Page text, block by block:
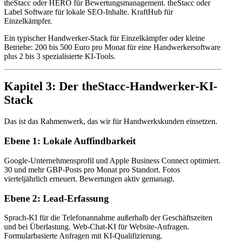
theStacc oder HERO für Bewertungsmanagement. theStacc oder
Label Software für lokale SEO-Inhalte. KraftHub für
Einzelkämpfer.
Ein typischer Handwerker-Stack für Einzelkämpfer oder kleine
Betriebe: 200 bis 500 Euro pro Monat für eine Handwerkersoftware
plus 2 bis 3 spezialisierte KI-Tools.
Kapitel 3: Der theStacc-Handwerker-KI-
Stack
Das ist das Rahmenwerk, das wir für Handwerkskunden einsetzen.
Ebene 1: Lokale Auffindbarkeit
Google-Unternehmensprofil und Apple Business Connect optimiert.
30 und mehr GBP-Posts pro Monat pro Standort. Fotos
vierteljährlich erneuert. Bewertungen aktiv gemanagt.
Ebene 2: Lead-Erfassung
Sprach-KI für die Telefonannahme außerhalb der Geschäftszeiten
und bei Überlastung. Web-Chat-KI für Website-Anfragen.
Formularbasierte Anfragen mit KI-Qualifizierung.